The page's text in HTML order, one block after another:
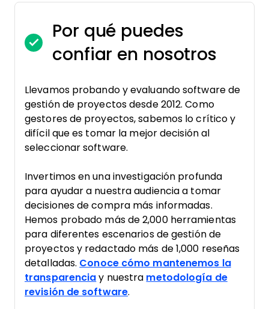
Por qué puedes
confiar en nosotros
Llevamos probando y evaluando software de
gestión de proyectos desde 2012. Como
gestores de proyectos, sabemos lo crítico y
difícil que es tomar la mejor decisión al
seleccionar software.
Invertimos en una investigación profunda
para ayudar a nuestra audiencia a tomar
decisiones de compra más informadas.
Hemos probado más de 2,000 herramientas
para diferentes escenarios de gestión de
proyectos y redactado más de 1,000 reseñas
detalladas. Conoce cómo mantenemos la
transparencia y nuestra metodología de
revisión de software.